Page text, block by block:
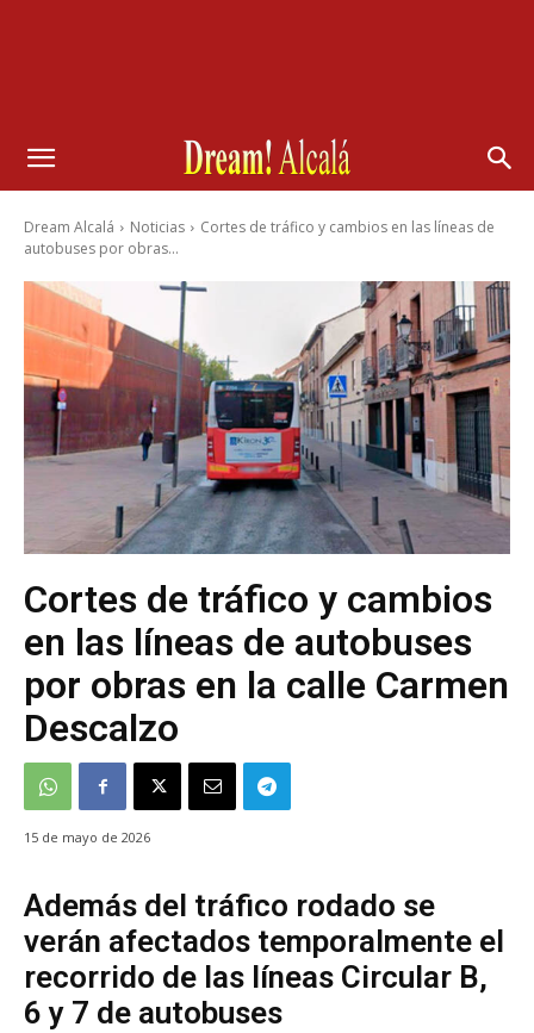
Dream Alcalá Noticias
Cortes de tráfico y cambios en las líneas de
autobuses por obras...
Cortes de tráfico y cambios
en las líneas de autobuses
por obras en la calle Carmen
Descalzo
15 de mayo de 2026
Además del tráfico rodado se
verán afectados temporalmente el
recorrido de las líneas Circular B,
6 y 7 de autobuses